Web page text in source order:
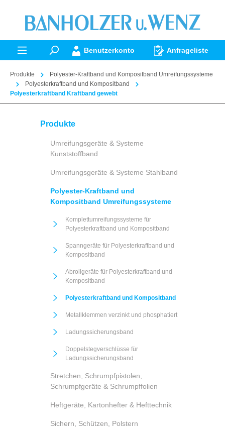
springen
Benutzerkonto Anfrageliste
Produkte
Polyester-Kraftband und Kompositband Umreifungssysteme
Polyesterkraftband und Kompositband
Polyesterkraftband Kraftband gewebt
Produkte
Umreifungsgeräte & Systeme
Kunststoffband
Umreifungsgeräte & Systeme Stahlband
Polyester-Kraftband und
Kompositband Umreifungssysteme
Komplettumreifungssysteme für
Polyesterkraftband und Kompositband
Spanngeräte für Polyesterkraftband und
Kompositband
Abrollgeräte für Polyesterkraftband und
Kompositband
Polyesterkraftband und Kompositband
Metallklemmen verzinkt und phosphatiert
Ladungssicherungsband
Doppelstegverschlüsse für
Ladungssicherungsband
Stretchen, Schrumpfpistolen,
Schrumpfgeräte & Schrumpffolien
Heftgeräte, Kartonhefter & Hefttechnik
Sichern, Schützen, Polstern